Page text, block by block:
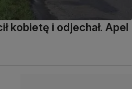
kobietę i odjechał. Apel